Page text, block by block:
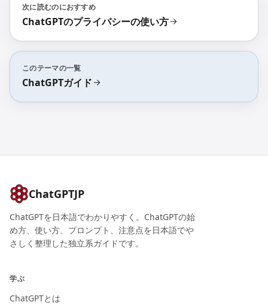
次に読むのにおすすめ
ChatGPTのプライバシーの使い方
このテーマの一覧
ChatGPTガイド
ChatGPTJP
ChatGPTを日本語でわかりやすく。ChatGPTの始
め方、使い方、プロンプト、注意点を日本語でや
さしく整理した独立系ガイドです。
学ぶ
ChatGPTとは